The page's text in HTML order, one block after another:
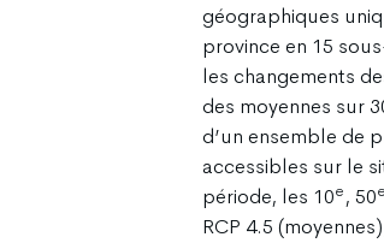
géographiques
province en 15
les changements
des moyennes sur
d’un ensemble de
accessibles sur le
période, les 10e, 50e
RCP 4.5